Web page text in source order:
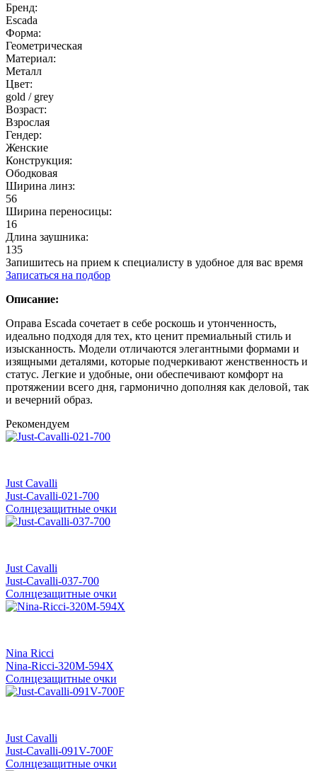
Бренд:
Escada
Форма:
Геометрическая
Материал:
Металл
Цвет:
gold / grey
Возраст:
Взрослая
Гендер:
Женские
Конструкция:
Ободковая
Ширина линз:
56
Ширина переносицы:
16
Длина заушника:
135
Запишитесь на прием к специалисту в удобное для вас время
Записаться на подбор
Описание:
Оправа Escada сочетает в себе роскошь и утонченность,
идеально подходя для тех, кто ценит премиальный стиль и
изысканность. Модели отличаются элегантными формами и
изящными деталями, которые подчеркивают женственность и
статус. Легкие и удобные, они обеспечивают комфорт на
протяжении всего дня, гармонично дополняя как деловой, так
и вечерний образ.
Рекомендуем
Just Cavalli
Just-Cavalli-021-700
Солнцезащитные очки
Just Cavalli
Just-Cavalli-037-700
Солнцезащитные очки
Nina Ricci
Nina-Ricci-320M-594X
Солнцезащитные очки
Just Cavalli
Just-Cavalli-091V-700F
Солнцезащитные очки